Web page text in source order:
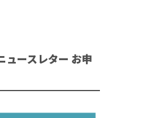
ュースレター お申